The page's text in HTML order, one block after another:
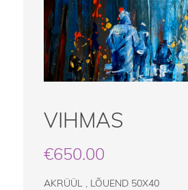
VIHMAS
€650.00
AKRÜÜL , LÕUEND 50X40